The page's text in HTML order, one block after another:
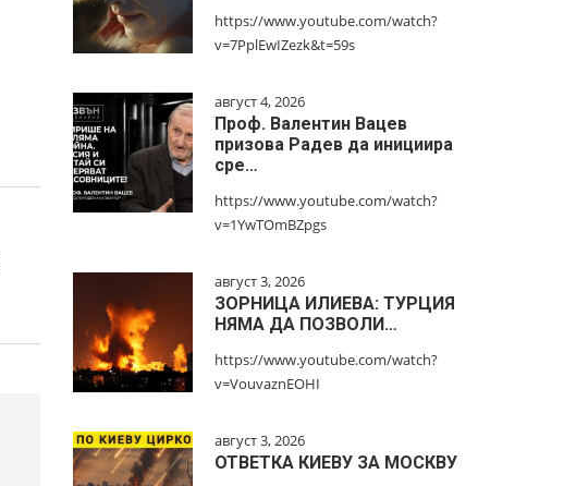
https://www.youtube.com/watch?
v=7PplEwIZezk&t=59s
август 4, 2026
Проф. Валентин Вацев
призова Радев да инициира
сре…
https://www.youtube.com/watch?
v=1YwTOmBZpgs
август 3, 2026
ЗОРНИЦА ИЛИЕВА: ТУРЦИЯ
НЯМА ДА ПОЗВОЛИ…
https://www.youtube.com/watch?
v=VouvaznEOHI
август 3, 2026
ОТВЕТКА КИЕВУ ЗА МОСКВУ